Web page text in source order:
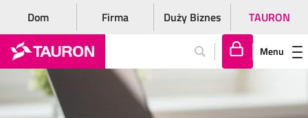
Dom Firma Duży Biznes TAURON
lo
Menu